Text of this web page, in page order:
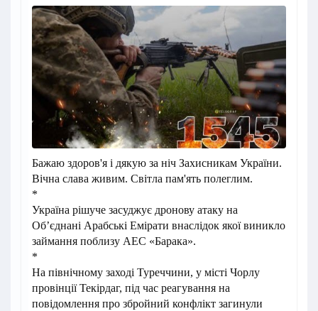
Бажаю здоров'я і дякую за ніч Захисникам України.
Вічна слава живим. Світла пам'ять полеглим.
*
Україна рішуче засуджує дронову атаку на
Об’єднані Арабські Емірати внаслідок якої виникло
займання поблизу АЕС «Барака».
*
На північному заході Туреччини, у місті Чорлу
провінції Текірдаг, під час реагування на
повідомлення про збройний конфлікт загинули